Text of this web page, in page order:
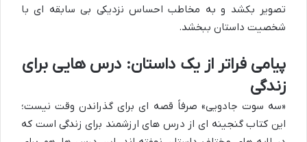
تصویر بکشد و به مخاطب احساس نزدیکی بی سابقه ای با
شخصیت داستان ببخشد.
پیامی فراتر از یک داستان: درس هایی برای
زندگی
«سه سوت جادویی» صرفاً قصه ای برای گذراندن وقت نیست؛
این کتاب گنجینه ای از درس های ارزشمند برای زندگی است که